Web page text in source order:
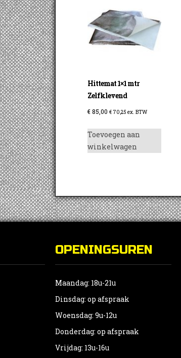
Hittemat 1×1 mtr
Zelfklevend
€85,00 € 70,25 ex. BTW
Toevoegen aan
winkelwagen
OPENINGSUREN
Maandag: 18u-21u
Dinsdag: op afspraak
Woensdag: 9u-12u
Donderdag: op afspraak
Vrijdag: 13u-16u